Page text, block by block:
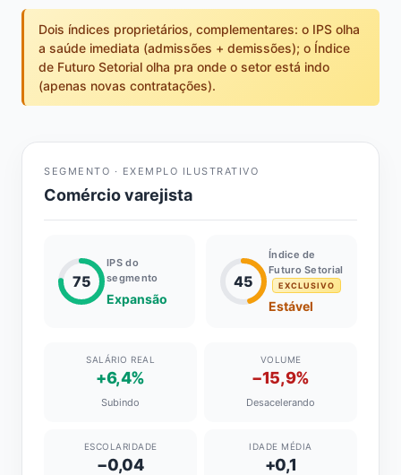
Dois índices proprietários, complementares: o IPS olha
a saúde imediata (admissões + demissões); o Índice
de Futuro Setorial olha pra onde o setor está indo
(apenas novas contratações).
SEGMENTO · EXEMPLO ILUSTRATIVO
Comércio varejista
75
IPS do
segmento
Expansão
45
Índice de
Futuro Setorial
EXCLUSIVO
Estável
SALÁRIO REAL
+6,4%
Subindo
VOLUME
−15,9%
Desacelerando
ESCOLARIDADE
−0,04
IDADE MÉDIA
+0,1